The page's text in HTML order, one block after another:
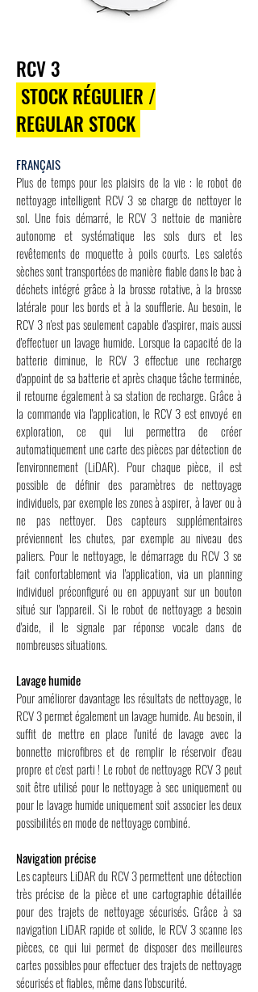
RCV 3
STOCK RÉGULIER /
REGULAR STOCK
FRANÇAIS
Plus de temps pour les plaisirs de la vie : le robot de
nettoyage intelligent RCV 3 se charge de nettoyer le
sol. Une fois démarré, le RCV 3 nettoie de manière
autonome et systématique les sols durs et les
revêtements de moquette à poils courts. Les saletés
sèches sont transportées de manière fiable dans le bac à
déchets intégré grâce à la brosse rotative, à la brosse
latérale pour les bords et à la soufflerie. Au besoin, le
RCV 3 n'est pas seulement capable d'aspirer, mais aussi
d'effectuer un lavage humide. Lorsque la capacité de la
batterie diminue, le RCV 3 effectue une recharge
d'appoint de sa batterie et après chaque tâche terminée,
il retourne également à sa station de recharge. Grâce à
la commande via l'application, le RCV 3 est envoyé en
exploration, ce qui lui permettra de créer
automatiquement une carte des pièces par détection de
l'environnement (LiDAR). Pour chaque pièce, il est
possible de définir des paramètres de nettoyage
individuels, par exemple les zones à aspirer, à laver ou à
ne pas nettoyer. Des capteurs supplémentaires
préviennent les chutes, par exemple au niveau des
paliers. Pour le nettoyage, le démarrage du RCV 3 se
fait confortablement via l'application, via un planning
individuel préconfiguré ou en appuyant sur un bouton
situé sur l'appareil. Si le robot de nettoyage a besoin
d'aide, il le signale par réponse vocale dans de
nombreuses situations.
Lavage humide
Pour améliorer davantage les résultats de nettoyage, le
RCV 3 permet également un lavage humide. Au besoin, il
suffit de mettre en place l'unité de lavage avec la
bonnette microfibres et de remplir le réservoir d'eau
propre et c'est parti ! Le robot de nettoyage RCV 3 peut
soit être utilisé pour le nettoyage à sec uniquement ou
pour le lavage humide uniquement soit associer les deux
possibilités en mode de nettoyage combiné.
Navigation précise
Les capteurs LiDAR du RCV 3 permettent une détection
très précise de la pièce et une cartographie détaillée
pour des trajets de nettoyage sécurisés. Grâce à sa
navigation LiDAR rapide et solide, le RCV 3 scanne les
pièces, ce qui lui permet de disposer des meilleures
cartes possibles pour effectuer des trajets de nettoyage
sécurisés et fiables, même dans l'obscurité.